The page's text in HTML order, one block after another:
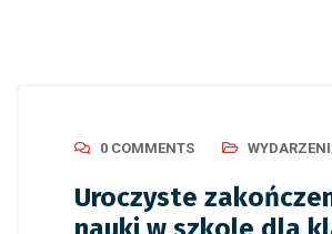
0 COMMENTS
Uroczyste